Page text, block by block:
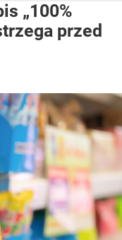
„100%
przed